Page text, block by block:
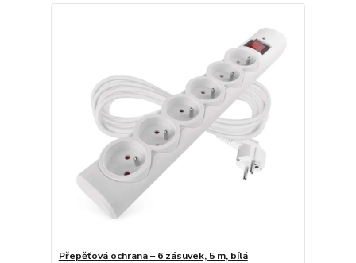
Přepěťová ochrana – 6 zásuvek, 5 m, bílá